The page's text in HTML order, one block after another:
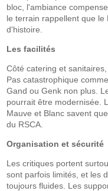
bloc, l'ambiance
le terrain rappellent que
d'histoire.
Les facilités
Côté catering et
Pas catastrophique
Gand ou Genk non plus.
pourrait être modernisée.
Mauve et Blanc savent
du RSCA.
Organisation et sécurité
Les critiques portent
sont parfois limités, et les
toujours fluides. Les